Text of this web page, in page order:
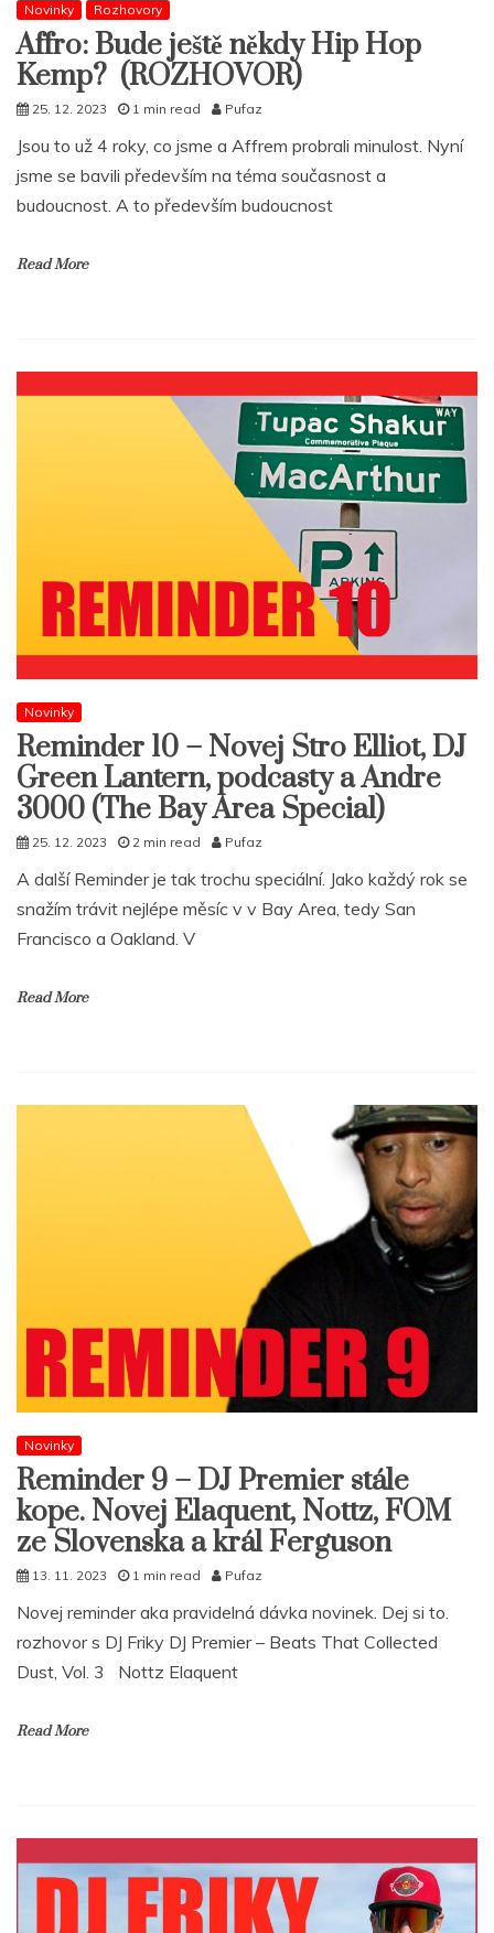
Novinky Rozhovory
Affro: Bude ještě někdy Hip Hop
Kemp? (ROZHOVOR)
25. 12. 2023 1 min read Pufaz
Jsou to už 4 roky, co jsme a Affrem probrali minulost. Nyní
jsme se bavili především na téma současnost a
budoucnost. A to především budoucnost
Read More
Novinky
Reminder 10 – Novej Stro Elliot, DJ
Green Lantern, podcasty a Andre
3000 (The Bay Area Special)
25. 12. 2023 2 min read Pufaz
A další Reminder je tak trochu speciální. Jako každý rok se
snažím trávit nejlépe měsíc v v Bay Area, tedy San
Francisco a Oakland. V
Read More
Novinky
Reminder 9 – DJ Premier stále
kope. Novej Elaquent, Nottz, FOM
ze Slovenska a král Ferguson
13. 11. 2023 1 min read Pufaz
Novej reminder aka pravidelná dávka novinek. Dej si to.
rozhovor s DJ Friky DJ Premier – Beats That Collected
Dust, Vol. 3 Nottz Elaquent
Read More